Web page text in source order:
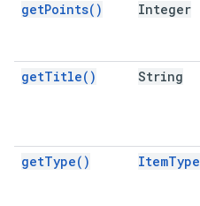
getPoints( ) Integer
getTitle( ) String
getType( ) ItemType